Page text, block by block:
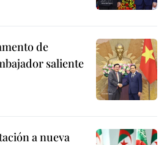
de
saliente
a nueva